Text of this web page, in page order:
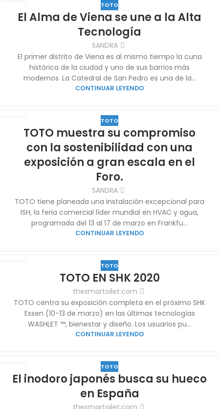
07 TOTO
El Alma de Viena se une a la Alta
Tecnología
SANDRA
El primer distrito de Viena es al mismo tiempo la cuna
histórica de la ciudad y uno de sus barrios más
modernos. La Catedral de San Pedro es una de la...
CONTINUAR LEYENDO
TOTO
TOTO muestra su compromiso
con la sostenibilidad con una
exposición a gran escala en el
Foro.
SANDRA
TOTO tiene planeada una instalación excepcional para
ISH, la feria comercial líder mundial en HVAC y agua,
programada del 13 al 17 de marzo en Frankfu...
CONTINUAR LEYENDO
TOTO
TOTO EN SHK 2020
thesmartoilet.com
TOTO centra su exposición completa en el próximo SHK
Essen (10-13 de marzo) en las últimas tecnologías
WASHLET ™, bienestar y diseño. Los usuarios pu...
CONTINUAR LEYENDO
04
MAY
TOTO
El inodoro japonés busca su hueco
en España